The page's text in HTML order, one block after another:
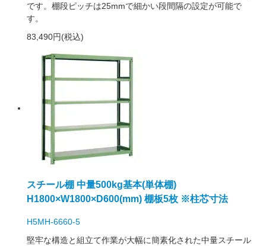
です。棚段ピッチは25mmで細かい段間隔の設定が可能で
す。
83,490円(税込)
スチール棚 中量500kg基本(単体棚)
H1800×W1800×D600(mm) 棚板5枚 ※柱芯寸法
H5MH-6660-5
堅牢な構造と組立て作業が大幅に簡素化された中量スチール